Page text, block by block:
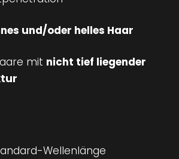
und/oder helles Haar
mit nicht tief liegender
Wellenlänge